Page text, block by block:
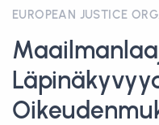
EUROPEAN JUSTICE